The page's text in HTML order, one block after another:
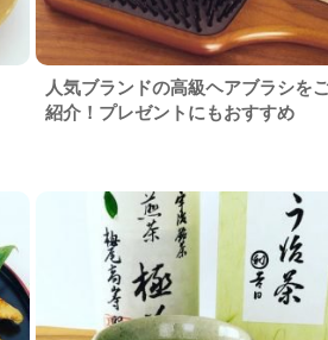
人気ブランドの高級ヘアブラシを
紹介！プレゼントにもおすすめ